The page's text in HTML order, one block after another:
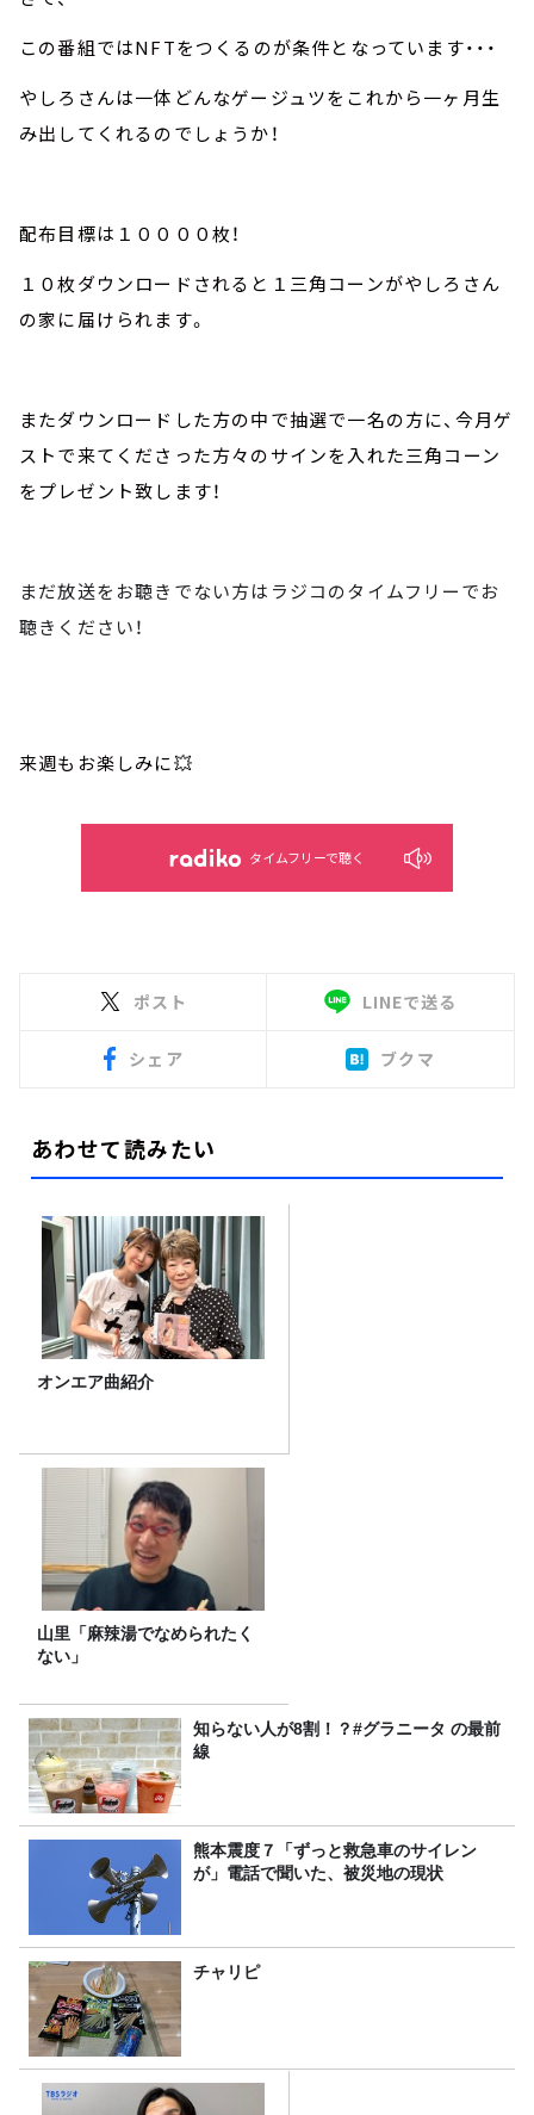
この番組ではNFTをつくるのが条件となっています・・・
やしろさんは一体どんなゲージュツをこれから一ヶ月生
み出してくれるのでしょうか！
配布目標は１００００枚！
１０枚ダウンロードされると１三角コーンがやしろさん
の家に届けられます。
またダウンロードした方の中で抽選で一名の方に、今月ゲ
ストで来てくださった方々のサインを入れた三角コーン
をプレゼント致します！
まだ放送をお聴きでない方はラジコのタイムフリーでお
聴きください！
来週もお楽しみに💥
タイムフリーで聴く
ポスト LINEで送る
シェア ブクマ
あわせて読みたい
オンエア曲紹介
山里「麻辣湯でなめられたく
ない」
知らない人が8割！？#グラニータ の最前
線
熊本震度７「ずっと救急車のサイレン
が」電話で聞いた、被災地の現状
チャリピ